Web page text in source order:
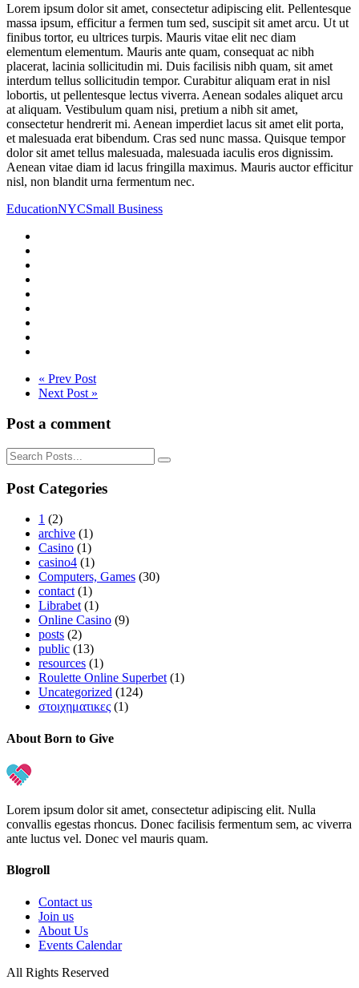
Lorem ipsum dolor sit amet, consectetur adipiscing elit. Pellentesque
massa ipsum, efficitur a fermen tum sed, suscipit sit amet arcu. Ut ut
finibus tortor, eu ultrices turpis. Mauris vitae elit nec diam
elementum elementum. Mauris ante quam, consequat ac nibh
placerat, lacinia sollicitudin mi. Duis facilisis nibh quam, sit amet
interdum tellus sollicitudin tempor. Curabitur aliquam erat in nisl
lobortis, ut pellentesque lectus viverra. Aenean sodales aliquet arcu
at aliquam. Vestibulum quam nisi, pretium a nibh sit amet,
consectetur hendrerit mi. Aenean imperdiet lacus sit amet elit porta,
et malesuada erat bibendum. Cras sed nunc massa. Quisque tempor
dolor sit amet tellus malesuada, malesuada iaculis eros dignissim.
Aenean vitae diam id lacus fringilla maximus. Mauris auctor efficitur
nisl, non blandit urna fermentum nec.
EducationNYCSmall Business
« Prev Post
Next Post »
Post a comment
Post Categories
1 (2)
archive (1)
Casino (1)
casino4 (1)
Computers, Games (30)
contact(1)
Librabet(1)
Online Casino (9)
posts (2)
public (13)
resources (1)
Roulette Online Superbet(1)
Uncategorized (124)
στοιχηματικες (1)
About Born to Give
Lorem ipsum dolor sit amet, consectetur adipiscing elit. Nulla
convallis egestas rhoncus. Donec facilisis fermentum sem, ac viverra
ante luctus vel. Donec vel mauris quam.
Blogroll
Contact us
Join us
About Us
Events Calendar
All Rights Reserved